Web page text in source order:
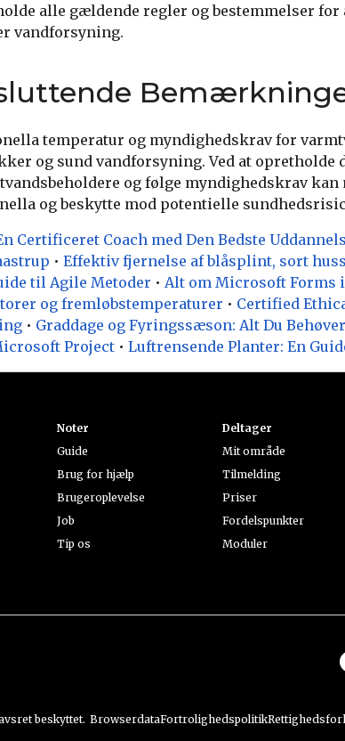
alle gældende regler og bestemmelser
vandforsyning.
temperatur og myndighedskrav for
og sund vandforsyning. Ved at opretholde
og følge myndighedskrav
og beskytte mod potentielle
Certificeret Coach med Den Bedste
• Effektiv fjernelse af blåsplint, sort
til Agile Metoder • Alt om Microsoft Forms i
og fremløbstemperaturer • Certified
• Graddage og Fyringssæson: Alt Du
Project • Luftrensende Planter: En
beskyttet.
Noter
Guide
Brug for hjælp
Brugeroplevelse
Job
Tip os
Deltager
Mit område
Tilmelding
Priser
Fordelspunkter
Moduler
BrowserdataFortrolighedspolitik